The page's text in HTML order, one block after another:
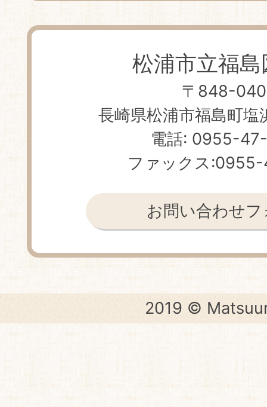
松浦市立福
〒848-
長崎県松浦市福島町
電話: 0955-
ファックス
お問い合わせフ
2019 ©